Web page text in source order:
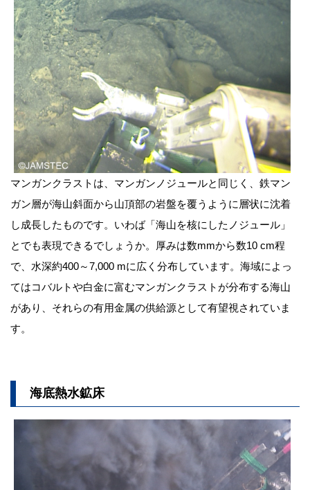
マンガンクラストは、マンガンノジュールと同じく、鉄マン
ガン層が海山斜面から山頂部の岩盤を覆うように層状に沈着
し成長したものです。いわば「海山を核にしたノジュール」
とでも表現できるでしょうか。厚みは数mmから数10 cm程
で、水深約400～7,000 mに広く分布しています。海域によっ
てはコバルトや白金に富むマンガンクラストが分布する海山
があり、それらの有用金属の供給源として有望視されていま
す。
海底熱水鉱床